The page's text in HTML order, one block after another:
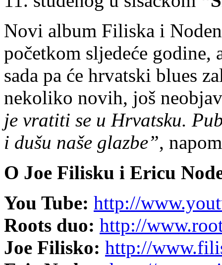
Novi album Filiska i
početkom sljedeće
sada pa će hrvatski blues
nekoliko novih, još
je vratiti se u Hrvatsku.
i dušu naše glazbe”,
O Joe Filisku i Ericu
You Tube: http://
Roots duo: http://
Joe Filisko: http://